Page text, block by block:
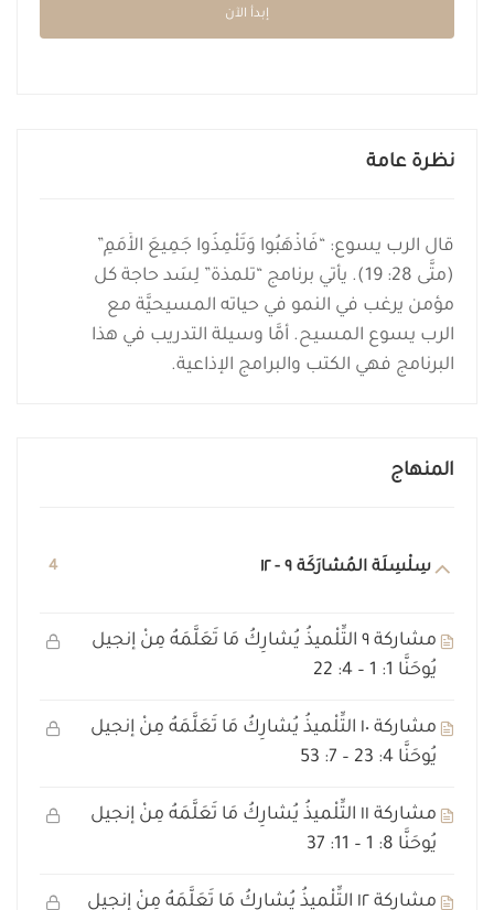
نظرة عامة
قال الرب يسوع: “فَاذْهَبُوا وَتَلْمِذُوا جَمِيعَ الأُمَمِ”
(متَّى 28: 19). يأتي برنامج “تلمذة” لِسَد حاجة كل
مؤمن يرغب في النمو في حياته المسيحيَّة مع
الرب يسوع المسيح. أمَّا وسيلة التدريب في هذا
البرنامج فهي الكتب والبرامج الإذاعية.
المنهاج
سِلْسِلَة المُشارَكَة ٩ - ١٢ 4
مشاركة ٩ التِّلْميذُ يُشارِكُ مَا تَعَلَّمَهُ مِنْ إنجيل
يُوحَنَّا 1: 1 – 4: 22
مشاركة ١٠ التِّلْميذُ يُشارِكُ مَا تَعَلَّمَهُ مِنْ إنجيل
يُوحَنَّا 4: 23 – 7: 53
مشاركة ١١ التِّلْميذُ يُشارِكُ مَا تَعَلَّمَهُ مِنْ إنجيل
يُوحَنَّا 8: 1 – 11: 37
مشاركة ١٢ التِّلْميذُ يُشارِكُ مَا تَعَلَّمَهُ مِنْ إنجيل
إبدأ الآن